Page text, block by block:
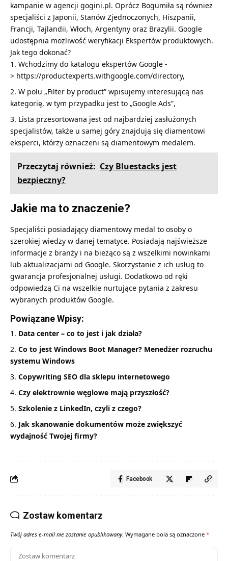
kampanie w agencji gogini.pl. Oprócz Bogumiła są również
specjaliści z Japonii, Stanów Zjednoczonych, Hiszpanii,
Francji, Tajlandii, Włoch, Argentyny oraz Brazylii. Google
udostępnia możliwość weryfikacji Ekspertów produktowych.
Jak tego dokonać?
Wchodzimy do katalogu ekspertów Google -
> https://productexperts.withgoogle.com/directory,
W polu „Filter by product” wpisujemy interesującą nas
kategorię, w tym przypadku jest to „Google Ads”,
Lista przesortowana jest od najbardziej zasłużonych
specjalistów, także u samej góry znajdują się diamentowi
eksperci, którzy oznaczeni są diamentowym medalem.
Przeczytaj również: Czy Bluestacks jest
bezpieczny?
Jakie ma to znaczenie?
Specjaliści posiadający diamentowy medal to osoby o
szerokiej wiedzy w danej tematyce. Posiadają najświeższe
informacje z branży i na bieżąco są z wszelkimi nowinkami
lub aktualizacjami od Google. Skorzystanie z ich usług to
gwarancja profesjonalnej usługi. Dodatkowo od ręki
odpowiedzą Ci na wszelkie nurtujące pytania z zakresu
wybranych produktów Google.
Powiązane Wpisy:
Data center – co to jest i jak działa?
Co to jest Windows Boot Manager? Menedżer rozruchu
systemu Windows
Copywriting SEO dla sklepu internetowego
Czy elektrownie węglowe mają przyszłość?
Szkolenie z LinkedIn, czyli z czego?
Jak skanowanie dokumentów może zwiększyć
wydajność Twojej firmy?
Facebook
Zostaw komentarz
Twój adres e-mail nie zostanie opublikowany. Wymagane pola są oznaczone *